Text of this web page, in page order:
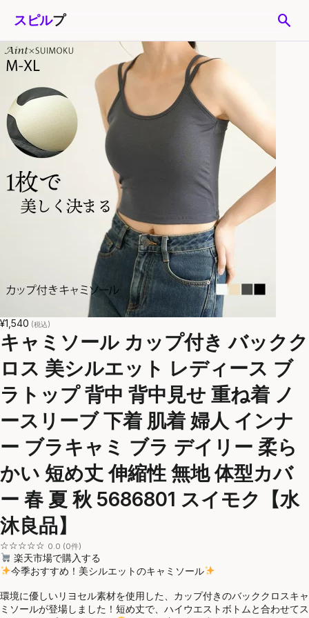
スピルプ search
¥1,540 (税込)
キャミソール カップ付き バックク
ロス 美シルエット レディース ブ
ラトップ 背中 背中見せ 重ね着 ノ
ースリーブ 下着 肌着 婦人 インナ
ー ブラキャミ ブラ デイリー 柔ら
かい 短め丈 伸縮性 無地 体型カバ
ー 春 夏 秋 5686801 スイモク【水
沐良品】
☆☆☆☆☆ 0.0 (0件)
楽天市場で購入する
今季おすすめ！美シルエットのキャミソール
環境に優しいリヨセル素材を使用した、カップ付きのバッククロスキャ
ミソールが登場しました！短め丈で、ハイウエストボトムと合わせてス